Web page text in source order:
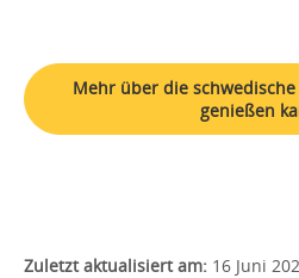
Mehr über die
genießen
Zuletzt aktualisiert am: 16 Juni